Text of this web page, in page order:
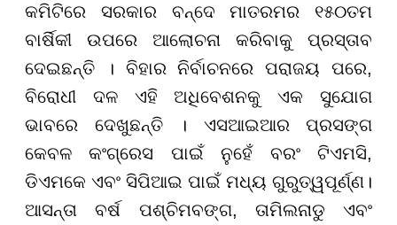
କମିଟିରେ ସରକାର ବନ୍ଦେ ମାତରମର ୧୫୦ତମ
ବାର୍ଷିକୀ ଉପରେ ଆଲୋଚନା କରିବାକୁ ପ୍ରସ୍ତାବ
ଦେଇଛନ୍ତି । ବିହାର ନିର୍ବାଚନରେ ପରାଜୟ ପରେ,
ବିରୋଧୀ ଦଳ ଏହି ଅଧିବେଶନକୁ ଏକ ସୁଯୋଗ
ଭାବରେ ଦେଖୁଛନ୍ତି । ଏସଆଇଆର ପ୍ରସଙ୍ଗ
କେବଳ କଂଗ୍ରେସ ପାଇଁ ନୁହେଁ ବରଂ ଟିଏମସି,
ଡିଏମକେ ଏବଂ ସିପିଆଇ ପାଇଁ ମଧ୍ୟ ଗୁରୁତ୍ୱପୂର୍ଣ୍ଣ।
ଆସନ୍ତା ବର୍ଷ ପଶ୍ଚିମବଙ୍ଗ, ତାମିଲନାଡୁ ଏବଂ